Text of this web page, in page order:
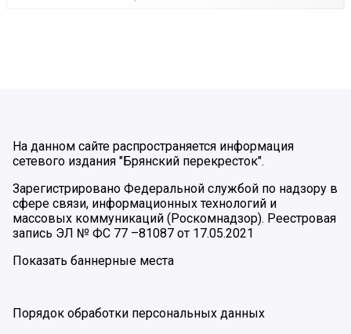
На данном сайте распространяется информация
сетевого издания "Брянский перекресток".
Зарегистрировано Федеральной службой по надзору в
сфере связи, информационных технологий и
массовых коммуникаций (Роскомнадзор). Реестровая
запись ЭЛ № ФС 77 –81087 от 17.05.2021
Показать баннерные места
Порядок обработки персональных данных